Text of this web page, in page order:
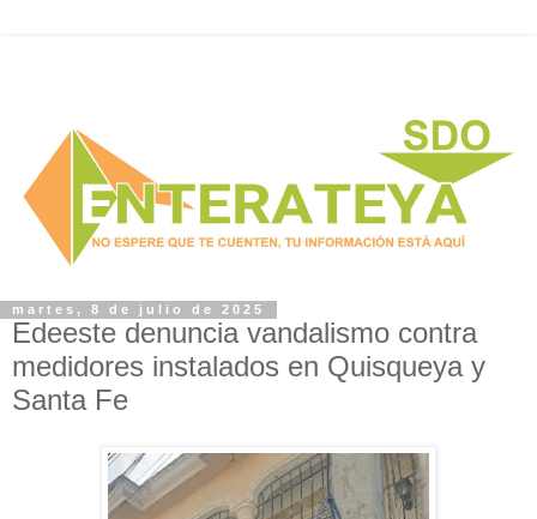
martes, 8 de julio de 2025
Edeeste denuncia vandalismo contra
medidores instalados en Quisqueya y
Santa Fe